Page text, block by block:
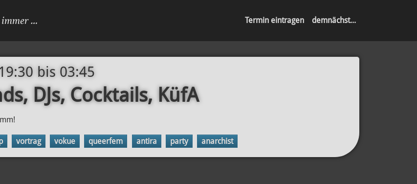
… Termin eintragen demnächst...
bis 03:45
DJs, Cocktails, KüfA
vortrag vokue queerfem antira party anarchist